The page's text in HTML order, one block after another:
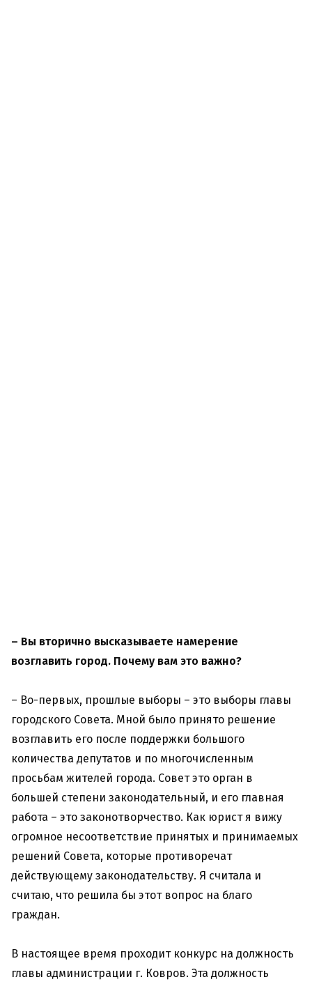
– Вы вторично высказываете намерение
возглавить город. Почему вам это важно?
– Во-первых, прошлые выборы – это выборы главы
городского Совета. Мной было принято решение
возглавить его после поддержки большого
количества депутатов и по многочисленным
просьбам жителей города. Совет это орган в
большей степени законодательный, и его главная
работа – это законотворчество. Как юрист я вижу
огромное несоответствие принятых и принимаемых
решений Совета, которые противоречат
действующему законодательству. Я считала и
считаю, что решила бы этот вопрос на благо
граждан.
В настоящее время проходит конкурс на должность
главы администрации г. Ковров. Эта должность